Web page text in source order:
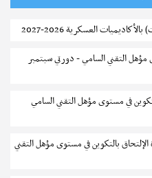
بالقيروان : الترشح للماجستير
بالمنستير 2026-2027
العالي لعلوم و تقنيات المياه بقابس
العسكرية 2026-2027
مؤهل التقني السامي - دورتي سبتمبر
في مستوى مؤهل التقني السامي
بالتكوين في مستوى مؤهل التقني